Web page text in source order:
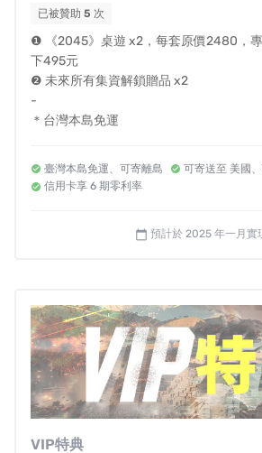
畫。遊戲團隊陣容極為堅強，但因為
人員選擇匿名參與。
本作邀請多位設計師參與創作，包括 2
2017 年國慶主視覺的設計師賴柏燁、
入圍葛萊美最佳專輯裝幀，帶領台科
製，部分插圖由曾參與《高雄大空襲
我們希望透過極富寓意的遊戲機制，
給你前所未有的遊戲體驗。
遊戲為中英合版，我們不只希望每個
人，透過遊戲感受自身處境，也期待
「台海視角」的西太平洋局勢。
已被贊助 5 次
❶ 《2045》桌遊 x2，每套原價2480，
下495元
❷ 未來所有集資解鎖贈品 x2
-
＊台灣本島免運
臺灣本島免運、可寄離島
可寄送至 美國
信用卡享 6 期零利率
calendar_today 預計於 2025 年一月實
VIP特典